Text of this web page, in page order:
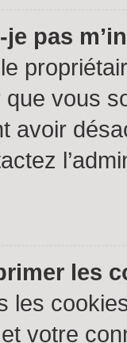
pas
que vous
avoir
les
les
votre